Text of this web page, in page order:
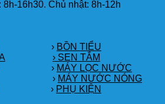
8h-16h30. Chủ nhật: 8h-12h
› BỒN TIỂU
› SEN TẮM
› MÁY LỌC NƯỚC
MÁY NƯỚC NÓNG
› PHỤ KIỆN